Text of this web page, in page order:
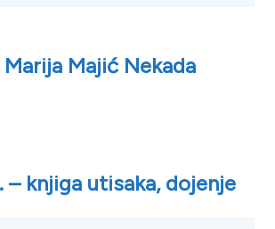
Marija Majić Nekada
– knjiga utisaka, dojenje